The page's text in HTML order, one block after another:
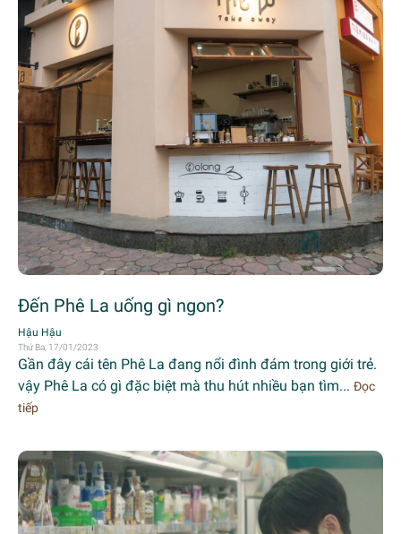
Đến Phê La uống gì ngon?
Hậu Hậu
Thứ Ba, 17/01/2023
Gần đây cái tên Phê La đang nổi đình đám trong giới trẻ.
vậy Phê La có gì đặc biệt mà thu hút nhiều bạn tìm... Đọc
tiếp